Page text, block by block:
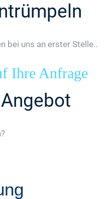
bei uns an erster Stelle..
Ihre Anfrage